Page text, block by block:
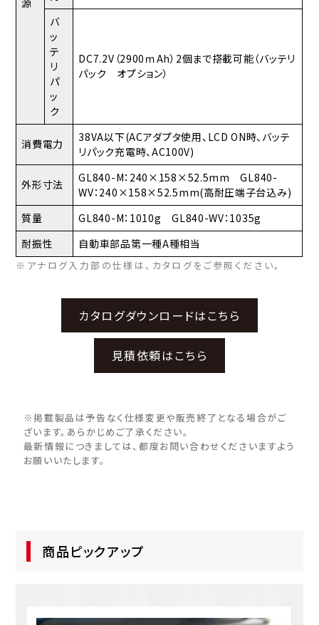
バ
ッ
テ
リ
パ
ッ
ク
DC7.2V（2900ｍAh）2個まで搭載可能（バッテリ
パック オプション）
消費電力
38VA以下(ACアダプタ使用、LCD ON時、バッテ
リパック充電時、AC100V)
外形寸法
GL840-M：240×158×52.5mm GL840-
WV：240×158×52.5mm(高耐圧端子台込み)
質量
GL840-M：1010g GL840-WV：1035g
耐振性
自動車部品第一種A種相当
※アナログ入力部の仕様は、カタログをご参照ください。
カタログダウンロードはこちら
見積依頼はこちら
※掲載製品は予告なく仕様変更や販売終了となる場合がご
ざいます。あらかじめご了承ください。
最新情報につきましては、都度お問い合わせくださいますよう
お願いいたします。
商品ピックアップ